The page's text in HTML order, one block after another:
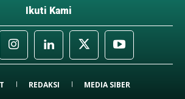
Ikuti Kami
REDAKSI MEDIA SIBER